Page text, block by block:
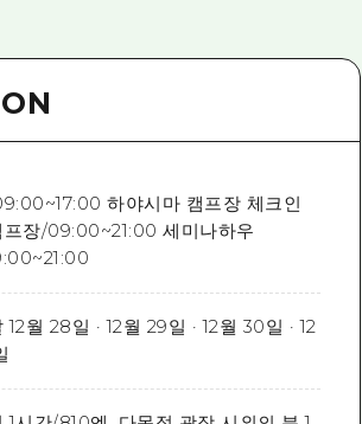
하야시마 캠프장 체크인
장/09:00~21:00 세미나하우
월 28일 · 12월 29일 · 12월 30일 · 12